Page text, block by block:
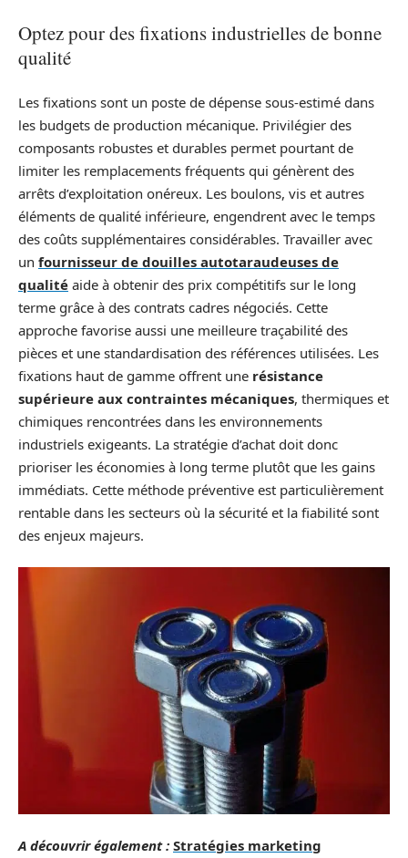
Optez pour des fixations industrielles de bonne
qualité
Les fixations sont un poste de dépense sous-estimé dans
les budgets de production mécanique. Privilégier des
composants robustes et durables permet pourtant de
limiter les remplacements fréquents qui génèrent des
arrêts d’exploitation onéreux. Les boulons, vis et autres
éléments de qualité inférieure, engendrent avec le temps
des coûts supplémentaires considérables. Travailler avec
un fournisseur de douilles autotaraudeuses de
qualité aide à obtenir des prix compétitifs sur le long
terme grâce à des contrats cadres négociés. Cette
approche favorise aussi une meilleure traçabilité des
pièces et une standardisation des références utilisées. Les
fixations haut de gamme offrent une résistance
supérieure aux contraintes mécaniques, thermiques et
chimiques rencontrées dans les environnements
industriels exigeants. La stratégie d’achat doit donc
prioriser les économies à long terme plutôt que les gains
immédiats. Cette méthode préventive est particulièrement
rentable dans les secteurs où la sécurité et la fiabilité sont
des enjeux majeurs.
A découvrir également : Stratégies marketing